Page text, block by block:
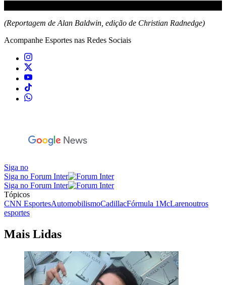
(Reportagem de Alan Baldwin, edição de Christian Radnedge)
Acompanhe Esportes nas Redes Sociais
Siga no
Siga no Forum Inter
Siga no Forum Inter
Tópicos
CNN EsportesAutomobilismoCadillacFórmula 1McLarenoutros
esportes
Mais Lidas